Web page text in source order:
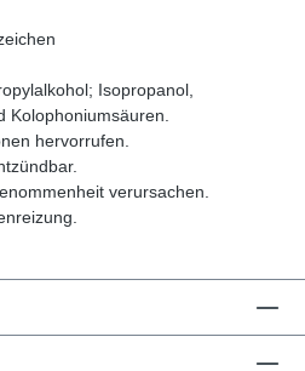
Isopropanol,
Kolophoniumsäuren.
hervorrufen.
verursachen.